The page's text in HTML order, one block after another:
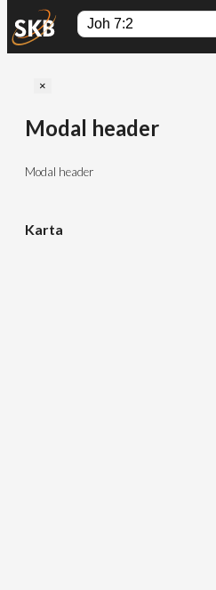
×
Modal header
Modal header
Karta